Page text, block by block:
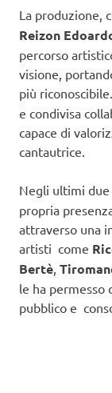
La produzione,
Reizon
percorso
visione,
più riconoscibile.
e condivisa
capace di
cantautrice.
Negli ultimi due
propria
attraverso una
artisti come
Bertè
le ha
pubblico e